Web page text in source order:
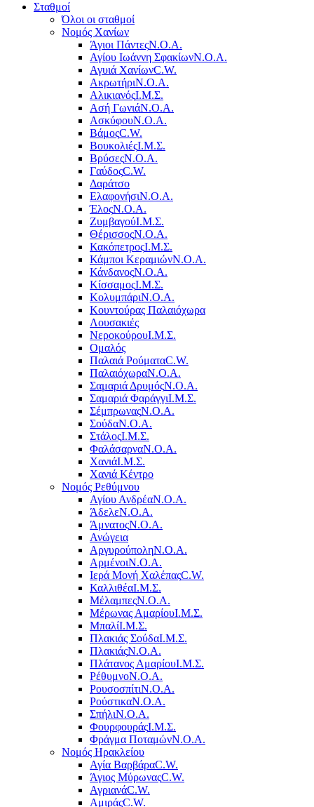
Σταθμοί
Όλοι οι σταθμοί
Νομός Χανίων
Άγιοι ΠάντεςΝ.Ο.Α.
Αγίου Ιωάννη ΣφακίωνΝ.Ο.Α.
Αγυιά ΧανίωνC.W.
ΑκρωτήριΝ.Ο.Α.
ΑλικιανόςΙ.Μ.Σ.
Ασή ΓωνιάΝ.Ο.Α.
ΑσκύφουΝ.Ο.Α.
ΒάμοςC.W.
ΒουκολιέςΙ.Μ.Σ.
ΒρύσεςΝ.Ο.Α.
ΓαύδοςC.W.
Δαράτσο
ΕλαφονήσιΝ.Ο.Α.
ΈλοςΝ.Ο.Α.
ΖυμβαγούΙ.Μ.Σ.
ΘέρισσοςΝ.Ο.Α.
ΚακόπετροςΙ.Μ.Σ.
Κάμποι ΚεραμιώνΝ.Ο.Α.
ΚάνδανοςΝ.Ο.Α.
ΚίσσαμοςΙ.Μ.Σ.
ΚολυμπάριΝ.Ο.Α.
Κουντούρας Παλαιόχωρα
Λουσακιές
ΝεροκούρουΙ.Μ.Σ.
Ομαλός
Παλαιά ΡούματαC.W.
ΠαλαιόχωραΝ.Ο.Α.
Σαμαριά ΔρυμόςΝ.Ο.Α.
Σαμαριά ΦαράγγιΙ.Μ.Σ.
ΣέμπρωναςΝ.Ο.Α.
ΣούδαΝ.Ο.Α.
ΣτάλοςΙ.Μ.Σ.
ΦαλάσαρναΝ.Ο.Α.
ΧανιάΙ.Μ.Σ.
Χανιά Κέντρο
Νομός Ρεθύμνου
Αγίου ΑνδρέαΝ.Ο.Α.
ΆδελεΝ.Ο.Α.
ΆμνατοςΝ.Ο.Α.
Ανώγεια
ΑργυρούποληΝ.Ο.Α.
ΑρμένοιΝ.Ο.Α.
Ιερά Μονή ΧαλέπαςC.W.
ΚαλλιθέαΙ.Μ.Σ.
ΜέλαμπεςΝ.Ο.Α.
Μέρωνας ΑμαρίουΙ.Μ.Σ.
ΜπαλίΙ.Μ.Σ.
Πλακιάς ΣούδαΙ.Μ.Σ.
ΠλακιάςΝ.Ο.Α.
Πλάτανος ΑμαρίουΙ.Μ.Σ.
ΡέθυμνοΝ.Ο.Α.
ΡουσοσπίτιΝ.Ο.Α.
ΡούστικαΝ.Ο.Α.
ΣπήλιΝ.Ο.Α.
ΦουρφουράςΙ.Μ.Σ.
Φράγμα ΠοταμώνΝ.Ο.Α.
Νομός Ηρακλείου
Αγία ΒαρβάραC.W.
Άγιος ΜύρωναςC.W.
ΑγριανάC.W.
ΑμιράςC.W.